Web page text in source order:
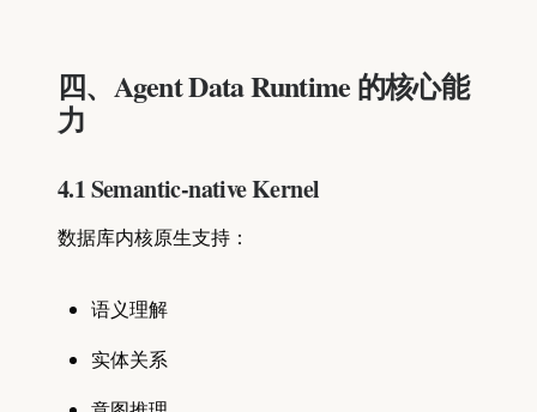
四、Agent Data Runtime 的核心能
力
4.1 Semantic-native Kernel
数据库内核原生支持：
语义理解
实体关系